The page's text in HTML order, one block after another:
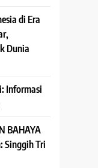
di Era
Dunia
Informasi
BAHAYA
Singgih Tri